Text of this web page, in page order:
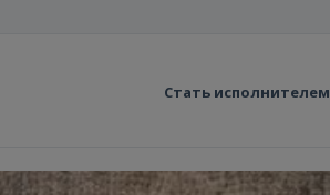
Стать исполнителем